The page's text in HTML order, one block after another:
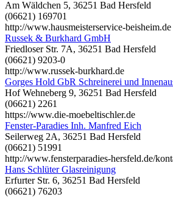
Am Wäldchen 5, 36251 Bad Hersfeld
(06621) 169701
http://www.hausmeisterservice-beisheim.de
Russek & Burkhard GmbH
Friedloser Str. 7A, 36251 Bad Hersfeld
(06621) 9203-0
http://www.russek-burkhard.de
Gorges Hold GbR Schreinerei und
Hof Wehneberg 9, 36251 Bad Hersfeld
(06621) 2261
https://www.die-moebeltischler.de
Fenster-Paradies Inh. Manfred Eich
Seilerweg 2A, 36251 Bad Hersfeld
(06621) 51991
http://www.fensterparadies-hersfeld.de/
Hans Schlüter Glasreinigung
Erfurter Str. 6, 36251 Bad Hersfeld
(06621) 76203